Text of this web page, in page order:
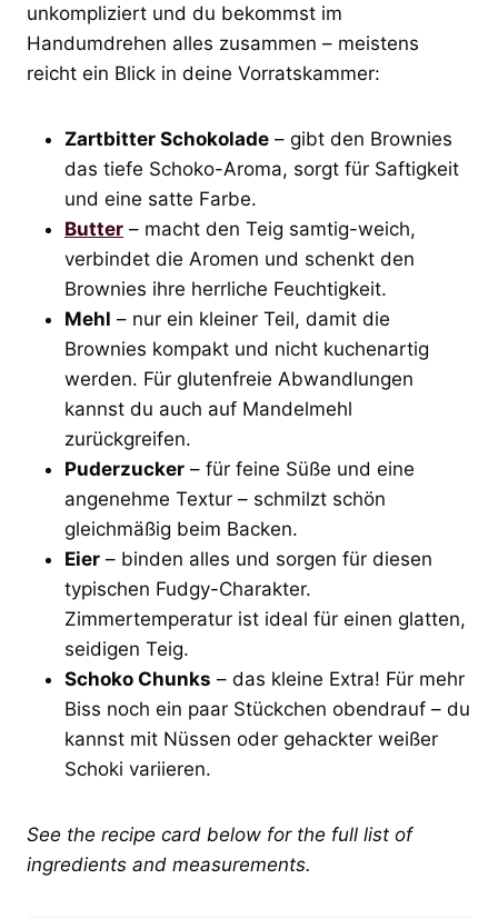
unkompliziert und du bekommst im
Handumdrehen alles zusammen – meistens
reicht ein Blick in deine Vorratskammer:
Zartbitter Schokolade – gibt den Brownies
das tiefe Schoko-Aroma, sorgt für Saftigkeit
und eine satte Farbe.
Butter – macht den Teig samtig-weich,
verbindet die Aromen und schenkt den
Brownies ihre herrliche Feuchtigkeit.
Mehl – nur ein kleiner Teil, damit die
Brownies kompakt und nicht kuchenartig
werden. Für glutenfreie Abwandlungen
kannst du auch auf Mandelmehl
zurückgreifen.
Puderzucker – für feine Süße und eine
angenehme Textur – schmilzt schön
gleichmäßig beim Backen.
Eier – binden alles und sorgen für diesen
typischen Fudgy-Charakter.
Zimmertemperatur ist ideal für einen glatten,
seidigen Teig.
Schoko Chunks – das kleine Extra! Für mehr
Biss noch ein paar Stückchen obendrauf – du
kannst mit Nüssen oder gehackter weißer
Schoki variieren.
See the recipe card below for the full list of
ingredients and measurements.